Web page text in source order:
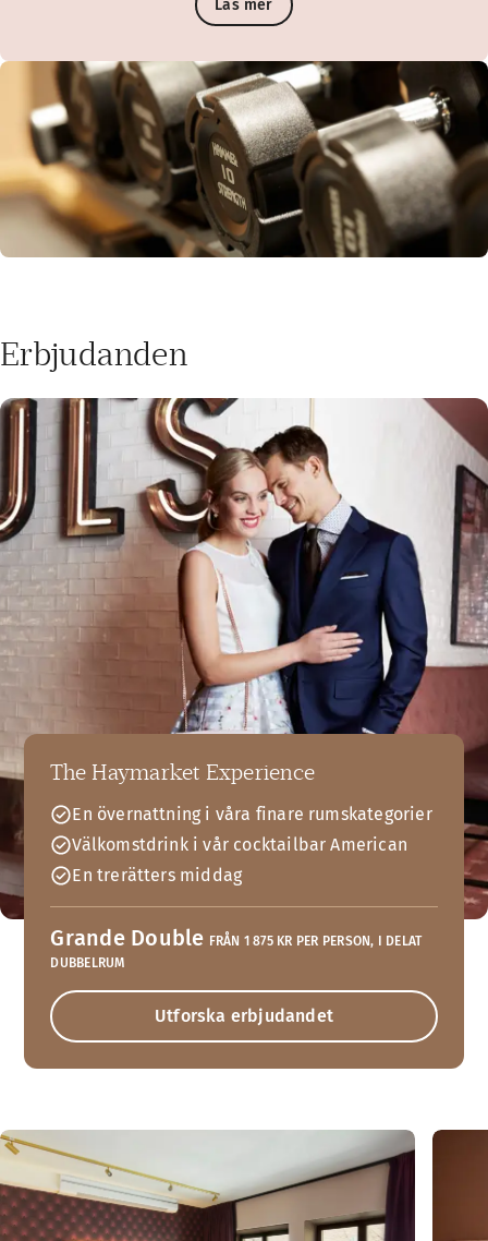
Läs mer
Erbjudanden
The Haymarket Experience
En övernattning i våra finare rumskategorier
Välkomstdrink i vår cocktailbar American
En trerätters middag
Grande Double FRÅN 1 875 KR PER PERSON, I DELAT
DUBBELRUM
Utforska erbjudandet